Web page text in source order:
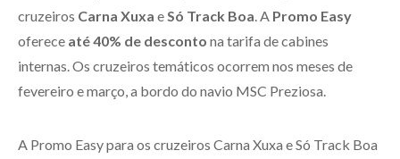
cruzeiros Carna Xuxa e Só Track Boa . A Promo Easy
oferece até 40% de desconto na tarifa de cabines
internas. Os cruzeiros temáticos ocorrem nos meses de
fevereiro e março, a bordo do navio MSC Preziosa.
A Promo Easy para os cruzeiros Carna Xuxa e Só Track Boa